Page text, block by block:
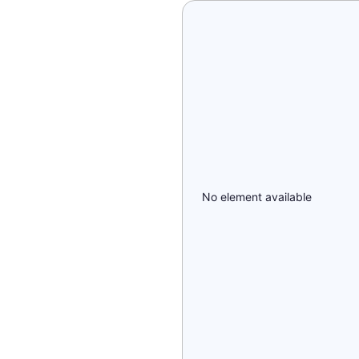
No element available